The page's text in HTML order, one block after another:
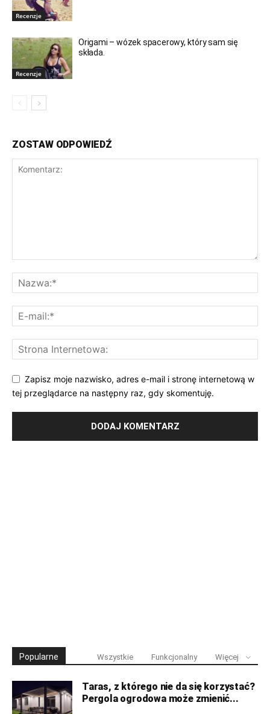
Recenzje
Recenzje
Origami – wózek spacerowy, który sam się
składa.
ZOSTAW ODPOWIEDŹ
Zapisz moje nazwisko, adres e-mail i stronę internetową w
tej przeglądarce na następny raz, gdy skomentuję.
Popularne Wszystkie Funkcjonalny Więcej
Taras, z którego nie da się korzystać?
Pergola ogrodowa może zmienić...